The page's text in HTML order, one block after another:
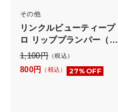
その他
リンクルビューティープ
ロ リッププランパー（リ
ップ美容液）
1,100円 （税込）
800円 （税込） 27%OFF